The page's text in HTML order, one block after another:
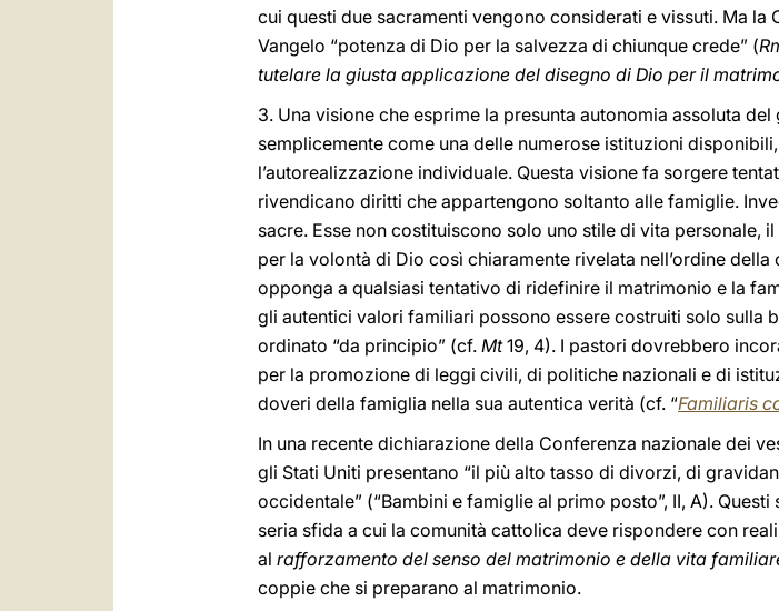
cui questi due sacramenti vengono considerati e vissuti. Ma
Vangelo “potenza di Dio per la salvezza di chiunque crede” (
tutelare la giusta applicazione del disegno di Dio per il
3. Una visione che esprime la presunta autonomia assoluta
semplicemente come una delle numerose istituzioni
l’autorealizzazione individuale. Questa visione fa sorgere
rivendicano diritti che appartengono soltanto alle famiglie.
sacre. Esse non costituiscono solo uno stile di vita
per la volontà di Dio così chiaramente rivelata nell’ordine della
opponga a qualsiasi tentativo di ridefinire il matrimonio e la
gli autentici valori familiari possono essere costruiti solo sulla
ordinato “da principio” (cf. Mt19, 4). I pastori dovrebbero
per la promozione di leggi civili, di politiche nazionali e di
doveri della famiglia nella sua autentica verità (cf. “Familiaris
In una recente dichiarazione della Conferenza nazionale dei
gli Stati Uniti presentano “il più alto tasso di divorzi, di
occidentale” (“Bambini e famiglie al primo posto”, II, A).
seria sfida a cui la comunità cattolica deve rispondere con
al rafforzamento del senso del matrimonio e della vita
coppie che si preparano al matrimonio.